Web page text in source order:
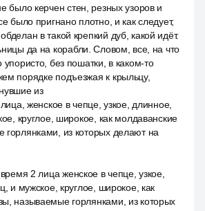
было керчен стен, резных узоров и
было пригнано плотно, и как следует,
в такой крепкий дуб, какой идёт.
да на корабли. Словом, все, на что
без пошатки, в каком-то
порядке подъезжая к крыльцу,
из
женское в чепце, узкое, длинное,
круглое, широкое, как молдаванские
горлянками, из которых делают на
2 лица женское в чепце, узкое,
и мужское, круглое, широкое, как
называемые горлянками, из которых